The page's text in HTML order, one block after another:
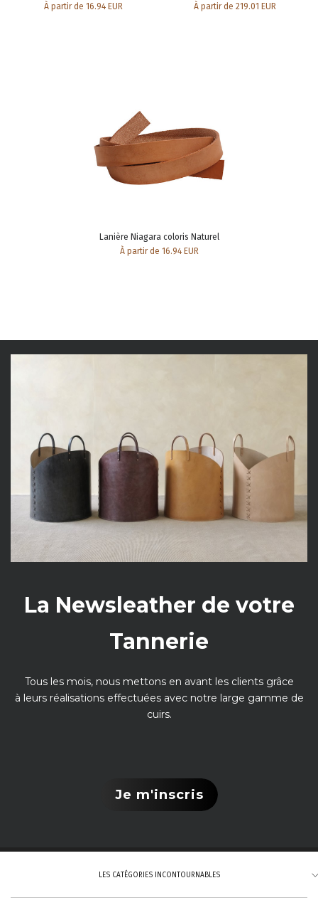
À partir de 16.94 EUR
À partir de 219.01 EUR
Lanière Niagara coloris Naturel
À partir de 16.94 EUR
La Newsleather de votre
Tannerie
Tous les mois, nous mettons en avant les clients grâce
à leurs réalisations effectuées avec notre large gamme de
cuirs.
Je m'inscris
LES CATÉGORIES INCONTOURNABLES